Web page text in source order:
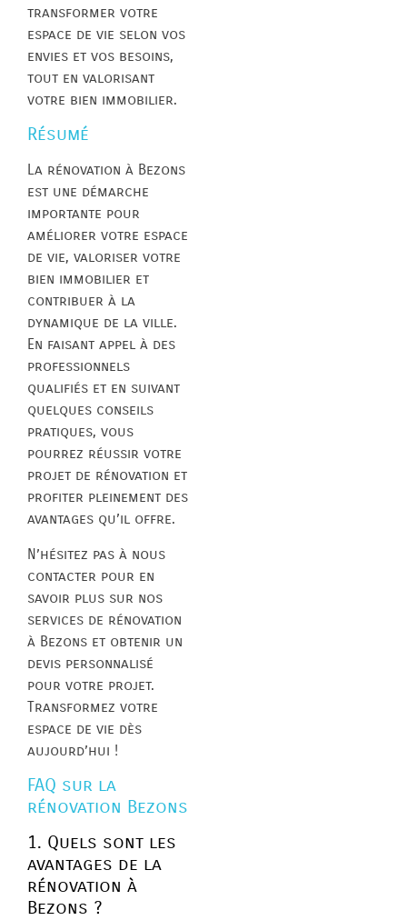
transformer votre
espace de vie selon vos
envies et vos besoins,
tout en valorisant
votre bien immobilier.
Résumé
La rénovation à Bezons
est une démarche
importante pour
améliorer votre espace
de vie, valoriser votre
bien immobilier et
contribuer à la
dynamique de la ville.
En faisant appel à des
professionnels
qualifiés et en suivant
quelques conseils
pratiques, vous
pourrez réussir votre
projet de rénovation et
profiter pleinement des
avantages qu’il offre.
N’hésitez pas à nous
contacter pour en
savoir plus sur nos
services de rénovation
à Bezons et obtenir un
devis personnalisé
pour votre projet.
Transformez votre
espace de vie dès
aujourd’hui !
FAQ sur la
rénovation Bezons
1. Quels sont les
avantages de la
rénovation à
Bezons ?